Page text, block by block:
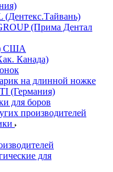
(Прима Дентал
США
Канада)
на длинной ножке
(Германия)
для боров
производителей
для